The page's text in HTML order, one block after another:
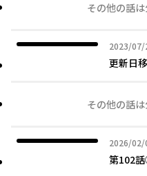
その他の話
2023/07/
2023年07
更新日
その他の話
2026/02/
2026年02
第102